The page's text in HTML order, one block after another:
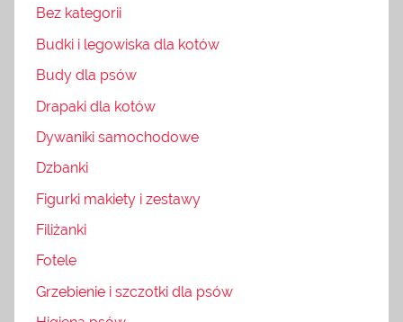
Bez kategorii
Budki i legowiska dla kotów
Budy dla psów
Drapaki dla kotów
Dywaniki samochodowe
Dzbanki
Figurki makiety i zestawy
Filiżanki
Fotele
Grzebienie i szczotki dla psów